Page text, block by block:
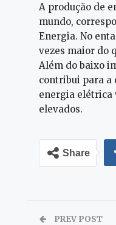
A produção de
mundo,
Energia. No
vezes maior do
Além do baixo
contribui para a
energia elétrica
elevados.
Share
PREV POST